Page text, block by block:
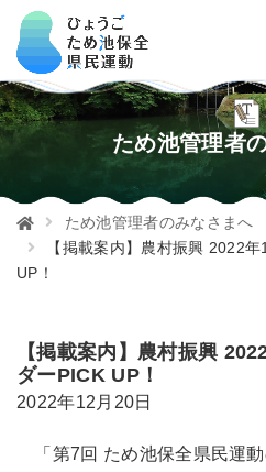
ため池管理者
ため池管理者のみなさまへ
【掲載案内】農村振興 2022
UP！
【掲載案内】農村振興
ダーPICK UP！
2022年12月20日
「第7回 ため池保全県民運